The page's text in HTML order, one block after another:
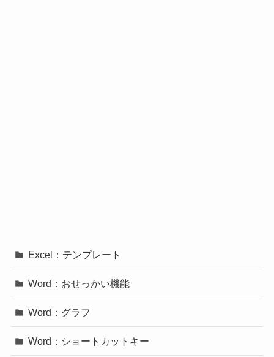
Excel：テンプレート
Word：おせっかい機能
Word：グラフ
Word：ショートカットキー